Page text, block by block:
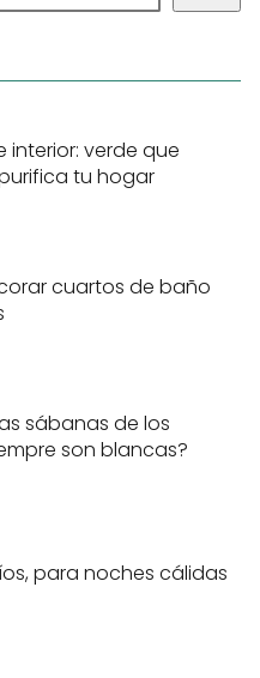
interior: verde que
tu hogar
cuartos de baño
sábanas de los
son blancas?
para noches cálidas